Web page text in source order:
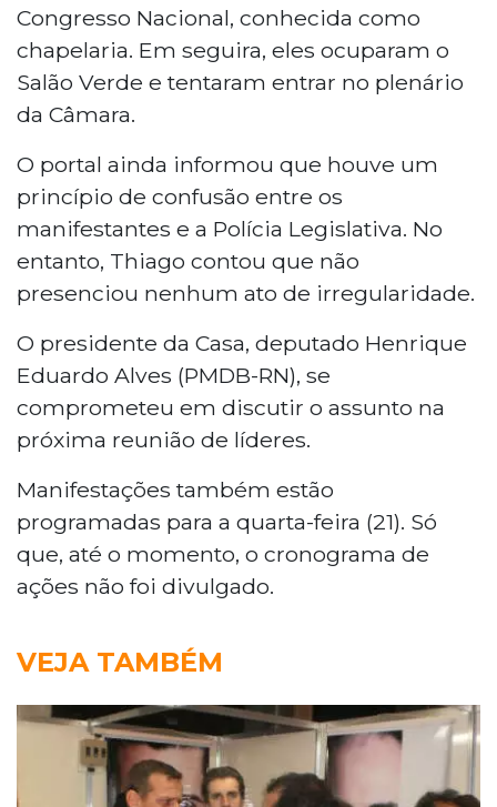
Congresso Nacional, conhecida como
chapelaria. Em seguira, eles ocuparam o
Salão Verde e tentaram entrar no plenário
da Câmara.
O portal ainda informou que houve um
princípio de confusão entre os
manifestantes e a Polícia Legislativa. No
entanto, Thiago contou que não
presenciou nenhum ato de irregularidade.
O presidente da Casa, deputado Henrique
Eduardo Alves (PMDB-RN), se
comprometeu em discutir o assunto na
próxima reunião de líderes.
Manifestações também estão
programadas para a quarta-feira (21). Só
que, até o momento, o cronograma de
ações não foi divulgado.
VEJA TAMBÉM